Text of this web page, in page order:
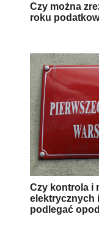
Czy można
roku
Czy kontrola i
elektrycznych
podlegać